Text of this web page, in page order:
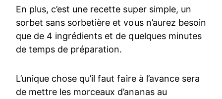
En plus, c’est une recette super simple, un
sorbet sans sorbetière et vous n’aurez besoin
que de 4 ingrédients et de quelques minutes
de temps de préparation.
L’unique chose qu’il faut faire à l’avance sera
de mettre les morceaux d’ananas au